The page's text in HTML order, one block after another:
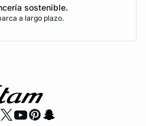
sostenible.
a largo plazo.